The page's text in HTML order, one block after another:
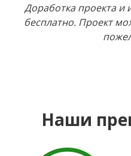
Доработка проекта и
бесплатно. Проект
Наши